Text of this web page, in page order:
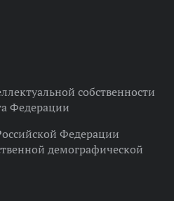
собственности
Федерации
Федерации
демографической